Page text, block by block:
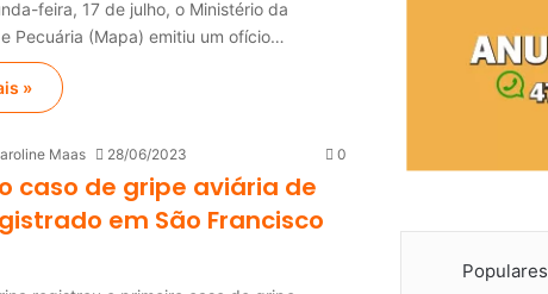
feira, 17 de julho, o Ministério da
Pecuária (Mapa) emitiu um ofício…
»
Maas 28/06/2023 0
caso de gripe aviária de
em São Francisco
Populares